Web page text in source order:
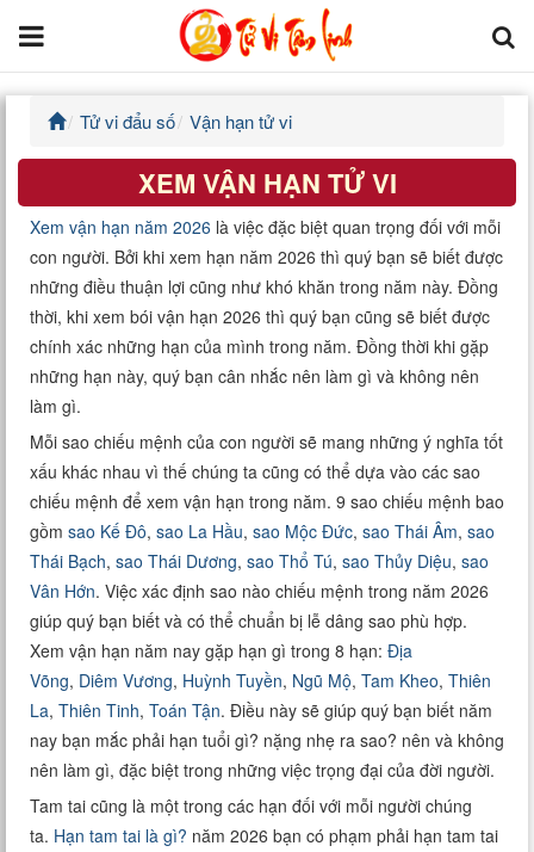
Trang chủ
Tử Vi 12 Con Giáp
Phong thủy
Kinh Dịch
Văn Hoa Tâm linh
Xem ngày
Xem tuổi
Xem bói
Tướng số
Cung hoàng đạo
Tử vi đẩu số Vận hạn tử vi
XEM VẬN HẠN TỬ VI
Xem vận hạn năm 2026 là việc đặc biệt quan trọng đối với mỗi
con người. Bởi khi xem hạn năm 2026 thì quý bạn sẽ biết được
những điều thuận lợi cũng như khó khăn trong năm này. Đồng
thời, khi xem bói vận hạn 2026 thì quý bạn cũng sẽ biết được
chính xác những hạn của mình trong năm. Đồng thời khi gặp
những hạn này, quý bạn cân nhắc nên làm gì và không nên
làm gì.
Mỗi sao chiếu mệnh của con người sẽ mang những ý nghĩa tốt
xấu khác nhau vì thế chúng ta cũng có thể dựa vào các sao
chiếu mệnh để xem vận hạn trong năm. 9 sao chiếu mệnh bao
gồm sao Kế Đô, sao La Hầu, sao Mộc Đức, sao Thái Âm, sao
Thái Bạch, sao Thái Dương, sao Thổ Tú, sao Thủy Diệu, sao
Vân Hớn. Việc xác định sao nào chiếu mệnh trong năm 2026
giúp quý bạn biết và có thể chuẩn bị lễ dâng sao phù hợp.
Xem vận hạn năm nay gặp hạn gì trong 8 hạn: Địa
Võng, Diêm Vương, Huỳnh Tuyền, Ngũ Mộ, Tam Kheo, Thiên
La, Thiên Tinh, Toán Tận. Điều này sẽ giúp quý bạn biết năm
nay bạn mắc phải hạn tuổi gì? nặng nhẹ ra sao? nên và không
nên làm gì, đặc biệt trong những việc trọng đại của đời người.
Tam tai cũng là một trong các hạn đối với mỗi người chúng
ta. Hạn tam tai là gì? năm 2026 bạn có phạm phải hạn tam tai